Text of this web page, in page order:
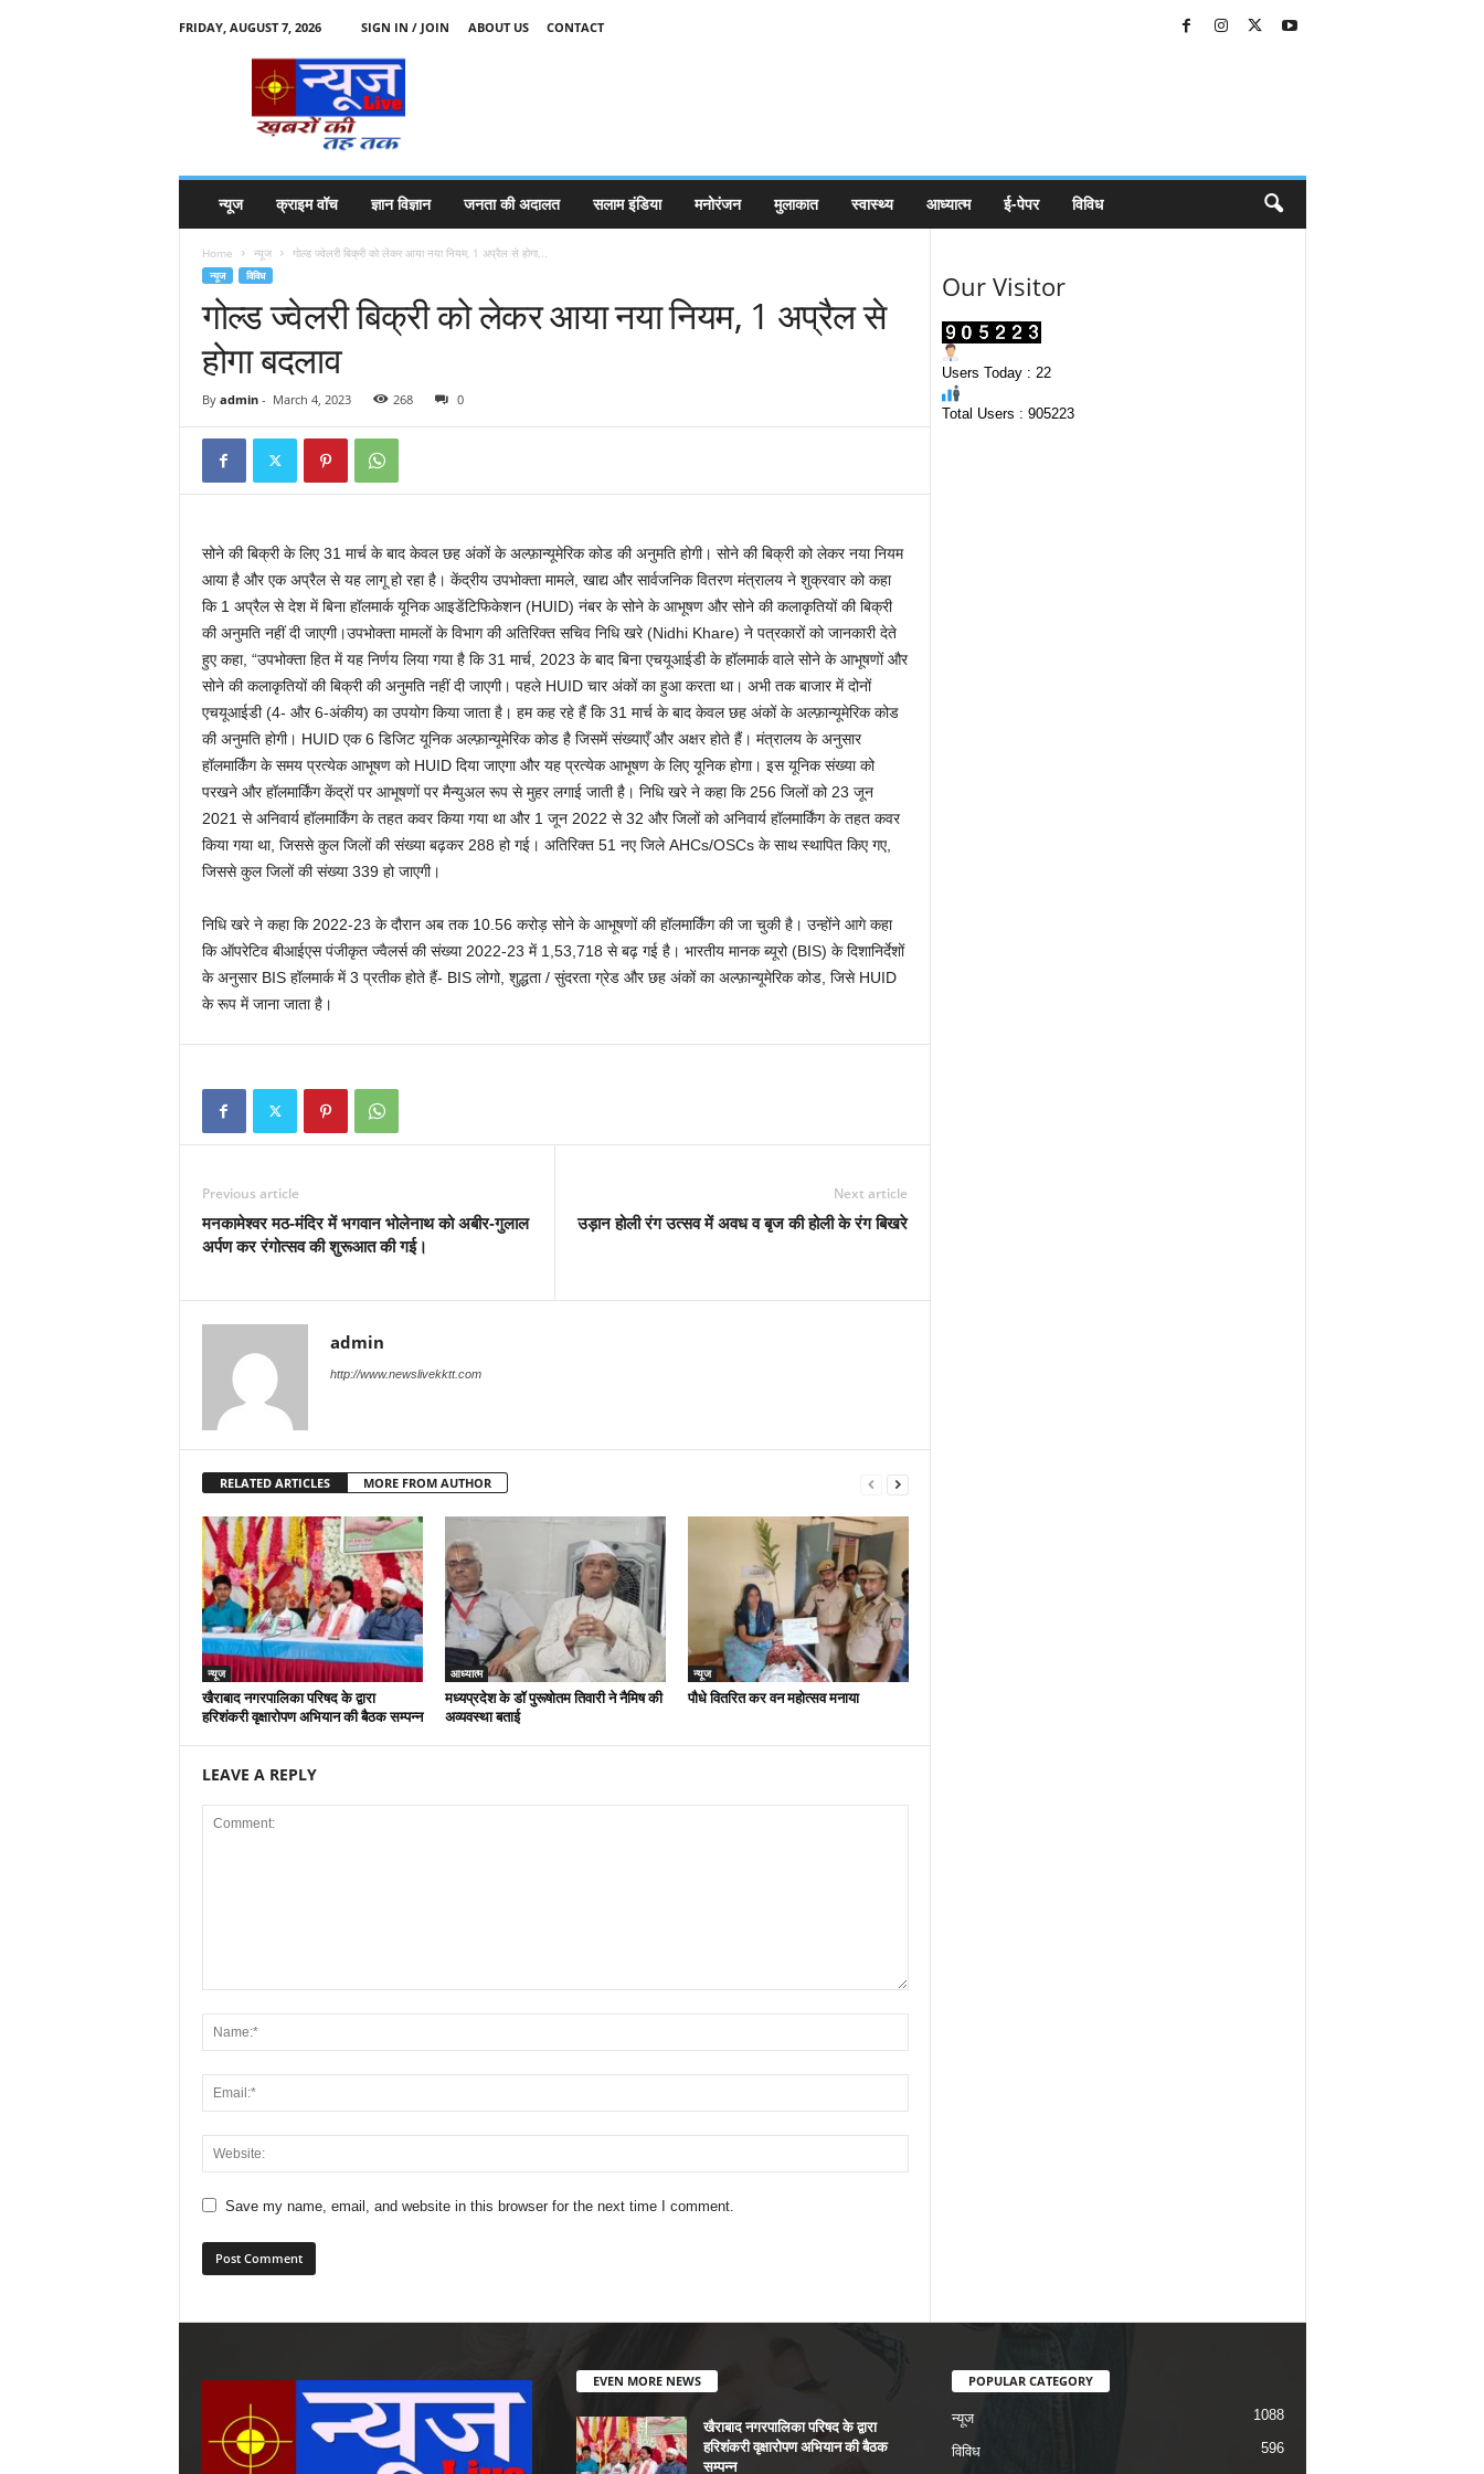
FRIDAY, AUGUST 7, 2026 SIGN IN / JOIN ABOUT US
CONTACT
न्यूज क्राइम वॉच ज्ञान विज्ञान जनता की अदालत सलाम इंडिया मनोरंजन मुलाकात स्वास्थ्य आध्यात्म ई-पेपर विविध
Home न्यूज गोल्ड ज्वेलरी बिक्री को लेकर आया नया नियम, 1 अप्रैल से होगा...
न्यूज विविध
गोल्ड ज्वेलरी बिक्री को लेकर आया नया नियम, 1 अप्रैल से
होगा बदलाव
By admin- March 4, 2023 268 0
सोने की बिक्री के लिए 31 मार्च के बाद केवल छह अंकों के अल्फ़ान्यूमेरिक कोड की अनुमति होगी। सोने की बिक्री को लेकर नया नियम
आया है और एक अप्रैल से यह लागू हो रहा है। केंद्रीय उपभोक्ता मामले, खाद्य और सार्वजनिक वितरण मंत्रालय ने शुक्रवार को कहा
कि 1 अप्रैल से देश में बिना हॉलमार्क यूनिक आइडेंटिफिकेशन (HUID) नंबर के सोने के आभूषण और सोने की कलाकृतियों की बिक्री
की अनुमति नहीं दी जाएगी।उपभोक्ता मामलों के विभाग की अतिरिक्त सचिव निधि खरे (Nidhi Khare) ने पत्रकारों को जानकारी देते
हुए कहा, “उपभोक्ता हित में यह निर्णय लिया गया है कि 31 मार्च, 2023 के बाद बिना एचयूआईडी के हॉलमार्क वाले सोने के आभूषणों और
सोने की कलाकृतियों की बिक्री की अनुमति नहीं दी जाएगी। पहले HUID चार अंकों का हुआ करता था। अभी तक बाजार में दोनों
एचयूआईडी (4- और 6-अंकीय) का उपयोग किया जाता है। हम कह रहे हैं कि 31 मार्च के बाद केवल छह अंकों के अल्फ़ान्यूमेरिक कोड
की अनुमति होगी। HUID एक 6 डिजिट यूनिक अल्फ़ान्यूमेरिक कोड है जिसमें संख्याएँ और अक्षर होते हैं। मंत्रालय के अनुसार
हॉलमार्किंग के समय प्रत्येक आभूषण को HUID दिया जाएगा और यह प्रत्येक आभूषण के लिए यूनिक होगा। इस यूनिक संख्या को
परखने और हॉलमार्किंग केंद्रों पर आभूषणों पर मैन्युअल रूप से मुहर लगाई जाती है। निधि खरे ने कहा कि 256 जिलों को 23 जून
2021 से अनिवार्य हॉलमार्किंग के तहत कवर किया गया था और 1 जून 2022 से 32 और जिलों को अनिवार्य हॉलमार्किंग के तहत कवर
किया गया था, जिससे कुल जिलों की संख्या बढ़कर 288 हो गई। अतिरिक्त 51 नए जिले AHCs/OSCs के साथ स्थापित किए गए,
जिससे कुल जिलों की संख्या 339 हो जाएगी।
निधि खरे ने कहा कि 2022-23 के दौरान अब तक 10.56 करोड़ सोने के आभूषणों की हॉलमार्किंग की जा चुकी है। उन्होंने आगे कहा
कि ऑपरेटिव बीआईएस पंजीकृत ज्वैलर्स की संख्या 2022-23 में 1,53,718 से बढ़ गई है। भारतीय मानक ब्यूरो (BIS) के दिशानिर्देशों
के अनुसार BIS हॉलमार्क में 3 प्रतीक होते हैं- BIS लोगो, शुद्धता / सुंदरता ग्रेड और छह अंकों का अल्फ़ान्यूमेरिक कोड, जिसे HUID
के रूप में जाना जाता है।
Previous article
मनकामेश्वर मठ-मंदिर में भगवान भोलेनाथ को अबीर-गुलाल
अर्पण कर रंगोत्सव की शुरूआत की गई।
Next article
उड़ान होली रंग उत्सव में अवध व बृज की होली के रंग बिखरे
admin
http://www.newslivekktt.com
RELATED ARTICLES MORE FROM AUTHOR
न्यूज
खैराबाद नगरपालिका परिषद के द्वारा
हरिशंकरी वृक्षारोपण अभियान की बैठक सम्पन्न
आध्यात्म
मध्यप्रदेश के डॉ पुरूषोतम तिवारी ने नैमिष की
अव्यवस्था बताई
न्यूज
पौधे वितरित कर वन महोत्सव मनाया
LEAVE A REPLY
Save my name, email, and website in this browser for the next time I comment.
Our Visitor
Users Today : 22
Total Users : 905223
EVEN MORE NEWS
खैराबाद नगरपालिका परिषद के द्वारा
हरिशंकरी वृक्षारोपण अभियान की बैठक
सम्पन्न
POPULAR CATEGORY
न्यूज 1088
विविध
596